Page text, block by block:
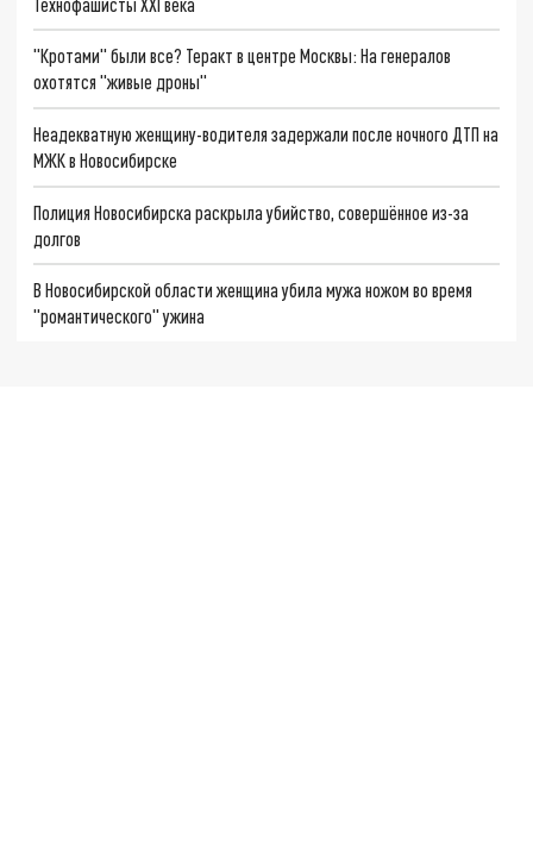
"Кротами" были все? Теракт в центре Москвы: На генералов
охотятся "живые дроны"
Неадекватную женщину-водителя задержали после ночного ДТП на
МЖК в Новосибирске
Полиция Новосибирска раскрыла убийство, совершённое из-за
долгов
В Новосибирской области женщина убила мужа ножом во время
"романтического" ужина